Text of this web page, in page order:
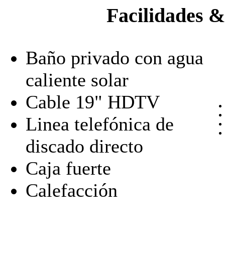
Facilidades
Baño privado con agua
caliente solar
Cable 19" HDTV
Linea telefónica de
discado directo
Caja fuerte
Calefacción